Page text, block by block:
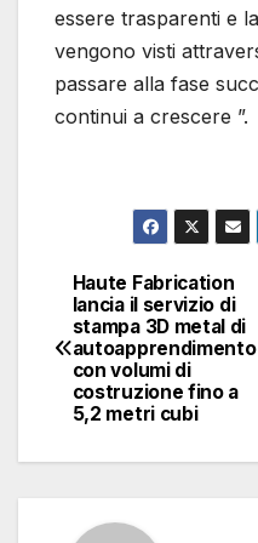
essere trasparenti e
vengono visti
passare alla fase
continui a crescere ”.
Navigazione
articoli
Haute Fabrication
lancia il servizio di
stampa 3D metal di
autoapprendimento
con volumi di
costruzione fino a
5,2 metri cubi